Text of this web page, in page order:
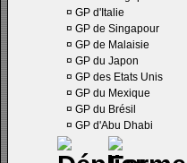
¤ GP d'Italie
¤ GP de Singapour
¤ GP de Malaisie
¤ GP du Japon
¤ GP des Etats Unis
¤ GP du Mexique
¤ GP du Brésil
¤ GP d'Abu Dhabi